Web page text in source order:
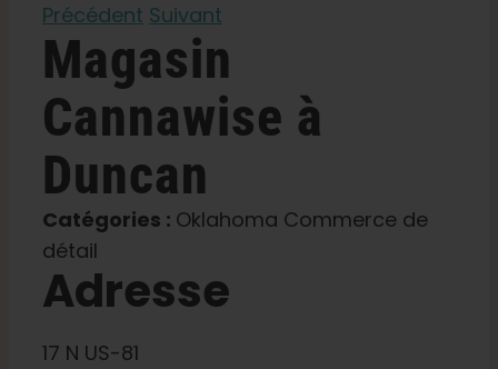
Presse
A propos de
Chasse au phéno
Préserver le patrimoine génétique des
Précédent Suivant
Magasin
Cannawise à
Duncan
Catégories : Oklahoma Commerce de
détail
Adresse
17 N US-81